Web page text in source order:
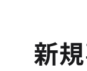
新